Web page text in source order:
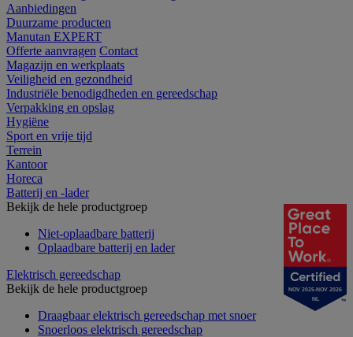
Aanbiedingen
Duurzame producten
Manutan EXPERT
Offerte aanvragen Contact
Magazijn en werkplaats
Veiligheid en gezondheid
Industriële benodigdheden en gereedschap
Verpakking en opslag
Hygiëne
Sport en vrije tijd
Terrein
Kantoor
Horeca
Batterij en -lader
Bekijk de hele productgroep
Niet-oplaadbare batterij
Oplaadbare batterij en lader
Elektrisch gereedschap
Bekijk de hele productgroep
Draagbaar elektrisch gereedschap met snoer
Snoerloos elektrisch gereedschap
NOV 2025-NOV 2026
NL